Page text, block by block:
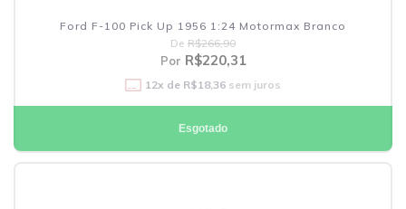
Ford F-100 Pick Up 1956 1:24 Motormax Branco
De R$266,90
Por R$220,31
12x de R$18,36 sem juros
Esgotado